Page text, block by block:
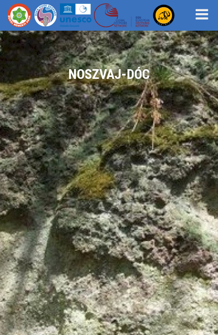
NOSZVAJ-DÓC